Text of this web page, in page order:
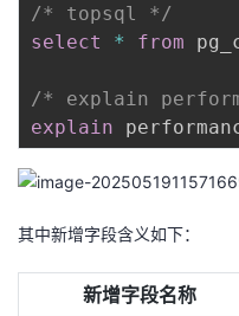
/* topsql */
select
* from
/* explain
explain
其中新增字段含义如下：
新增字段名称